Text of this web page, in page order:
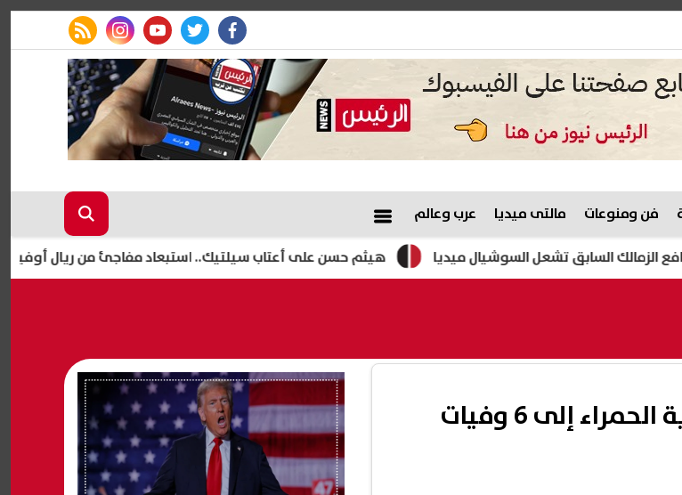
facebook
twitter
youtube
instagram
rss feed
فن ومنوعات مالتى ميديا عرب وعالم
هيثم حسن على أعتاب سيلتيك.. استبعاد مفاجئ من ريال أوفييدو يمهد السابق تشعل السوشيال ميديا
إلى 6 وفيات